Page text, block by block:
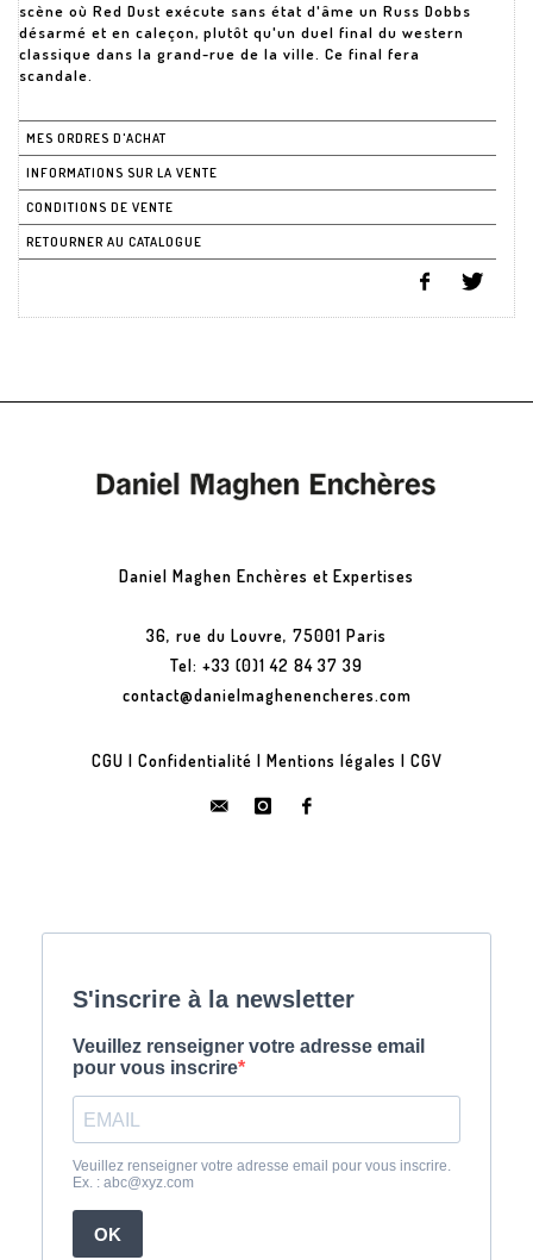
scène où Red Dust exécute sans état d'âme un Russ Dobbs
désarmé et en caleçon, plutôt qu'un duel final du western
classique dans la grand-rue de la ville. Ce final fera
scandale.
MES ORDRES D'ACHAT
INFORMATIONS SUR LA VENTE
CONDITIONS DE VENTE
RETOURNER AU CATALOGUE
Daniel Maghen Enchères et Expertises
36, rue du Louvre, 75001 Paris
Tel: +33 (0)1 42 84 37 39
contact@danielmaghenencheres.com
CGU | Confidentialité | Mentions légales | CGV